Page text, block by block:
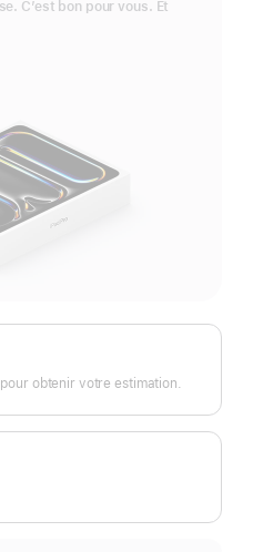
C’est bon pour vous. Et
obtenir votre estimation.